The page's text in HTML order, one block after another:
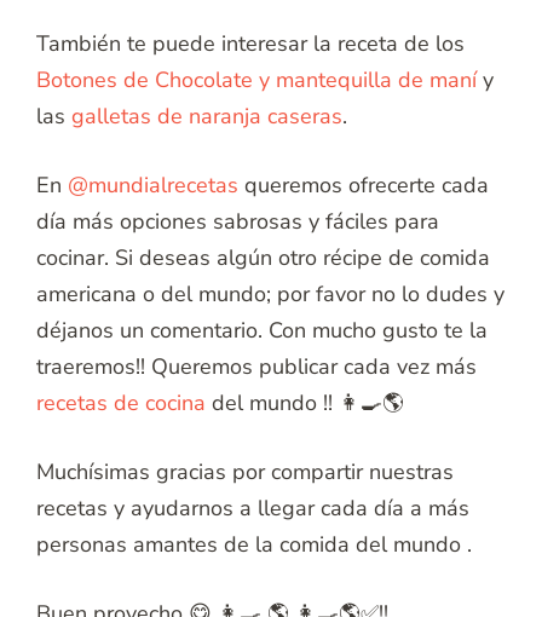
También te puede interesar la receta de los
Botones de Chocolate y mantequilla de maníy
las galletas de naranja caseras.
En @mundialrecetas queremos ofrecerte cada
día más opciones sabrosas y fáciles para
cocinar. Si deseas algún otro récipe de comida
americana o del mundo; por favor no lo dudes y
déjanos un comentario. Con mucho gusto te la
traeremos!! Queremos publicar cada vez más
recetas de cocina del mundo !! 👩‍🍳🌎
Muchísimas gracias por compartir nuestras
recetas y ayudarnos a llegar cada día a más
personas amantes de la comida del mundo .